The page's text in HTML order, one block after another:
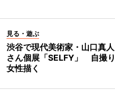
見る・遊ぶ
渋谷で現代美術家・山口真人
さん個展「SELFY」 自撮り
女性描く